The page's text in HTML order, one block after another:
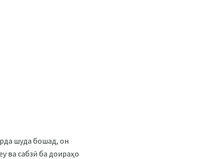
шуда бошад, он
ва сабзӣ ба доираҳо